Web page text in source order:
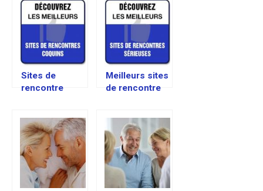
Sites de
rencontre
meilleurs sites
Meilleurs sites
de rencontre
Avis